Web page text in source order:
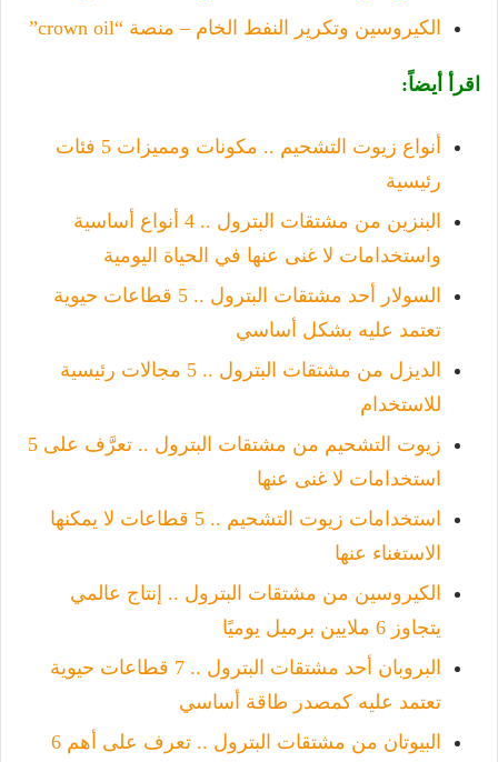
الكيروسين وتكرير النفط الخام – منصة “crown oil”
اقرأ أيضاً:
أنواع زيوت التشحيم .. مكونات ومميزات 5 فئات
رئيسية
البنزين من مشتقات البترول .. 4 أنواع أساسية
واستخدامات لا غنى عنها في الحياة اليومية
السولار أحد مشتقات البترول .. 5 قطاعات حيوية
تعتمد عليه بشكل أساسي
الديزل من مشتقات البترول .. 5 مجالات رئيسية
للاستخدام
زيوت التشحيم من مشتقات البترول .. تعرَّف على 5
استخدامات لا غنى عنها
استخدامات زيوت التشحيم .. 5 قطاعات لا يمكنها
الاستغناء عنها
الكيروسين من مشتقات البترول .. إنتاج عالمي
يتجاوز 6 ملايين برميل يوميًا
البروبان أحد مشتقات البترول .. 7 قطاعات حيوية
تعتمد عليه كمصدر طاقة أساسي
البيوتان من مشتقات البترول .. تعرف على أهم 6